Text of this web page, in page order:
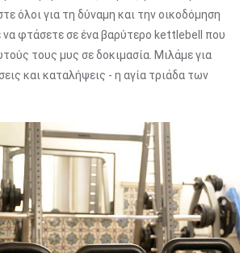
όλοι για τη δύναμη και την οικοδόμηση
να φτάσετε σε ένα βαρύτερο kettlebell που
τους μυς σε δοκιμασία. Μιλάμε για
και καταλήψεις - η αγία τριάδα των